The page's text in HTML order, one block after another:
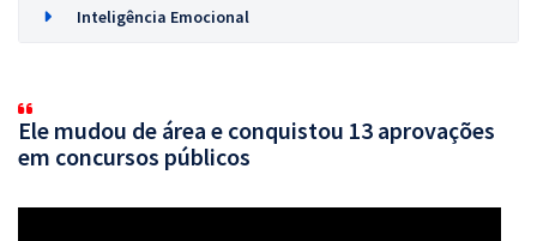
Inteligência Emocional
Ele mudou de área e conquistou 13 aprovações
em concursos públicos